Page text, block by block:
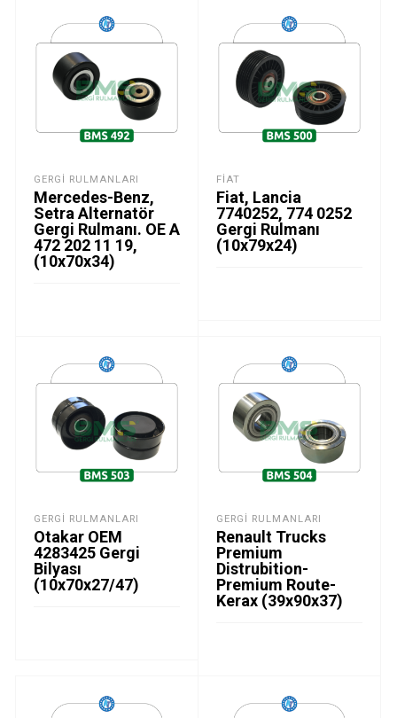
GERGI RULMANLARI
Mercedes-Benz,
Setra Alternatör
Gergi Rulmanı. OE A
472 202 11 19,
(10x70x34)
FIAT
Fiat, Lancia
7740252, 774 0252
Gergi Rulmanı
(10x79x24)
GERGI RULMANLARI
Otakar OEM
4283425 Gergi
Bilyası
(10x70x27/47)
GERGI RULMANLARI
Renault Trucks
Premium
Distrubition-
Premium Route-
Kerax (39x90x37)